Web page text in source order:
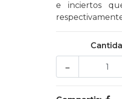
e inciertos
-